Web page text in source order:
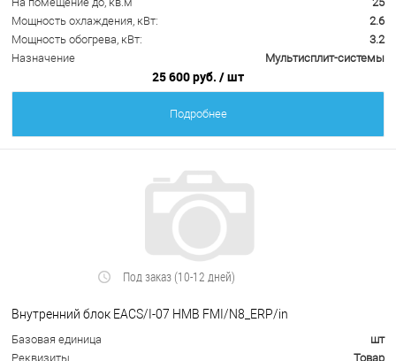
Мощность охлаждения, кВт:
2.6
Мощность обогрева, кВт:
3.2
Назначение
Мультисплит-системы
25 600 руб. / шт
Подробнее
Под заказ (10-12 дней)
Внутренний блок EACS/I-07 HMB FMI/N8_ERP/in
Базовая единица
шт
Реквизиты
Товар